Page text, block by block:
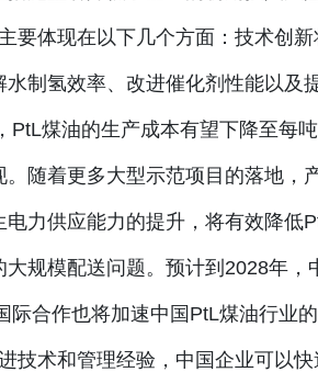
要体现在以下几个方面：技术创
水制氢效率、改进催化剂性能以及
煤油的生产成本有望下降至每
随着更多大型示范项目的落地，
力供应能力的提升，将有效降低
规模配送问题。预计到2028年，
际合作也将加速中国PtL煤油行业
技术和管理经验，中国企业可以